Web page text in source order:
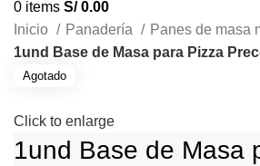
0 items S/0.00
Inicio
Panadería
Panes de masa
1und Base de Masa para Pizza
Agotado
Click to enlarge
1und Base de Masa